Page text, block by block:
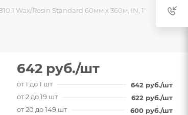
Wax/Resin Standard 60мм х 360м, IN, 1"
642 руб./шт
от 1 до 1 шт 642 руб./шт
от 2 до 19 шт
622 руб./шт
от 20 до 149 шт
600 руб./шт